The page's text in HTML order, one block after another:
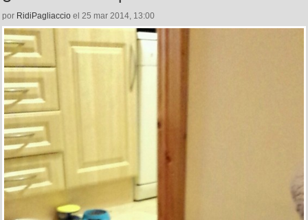
por RidiPagliaccio el 25 mar 2014, 13:00